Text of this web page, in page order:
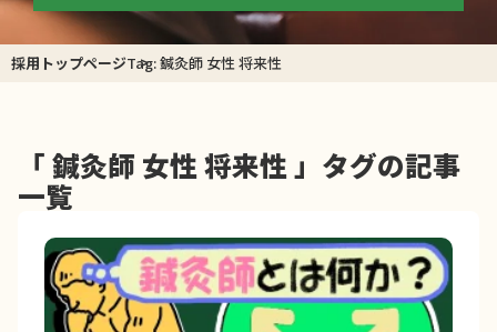
採用トップページTag: 鍼灸師 女性 将来性
「 鍼灸師 女性 将来性 」タグの記事
一覧